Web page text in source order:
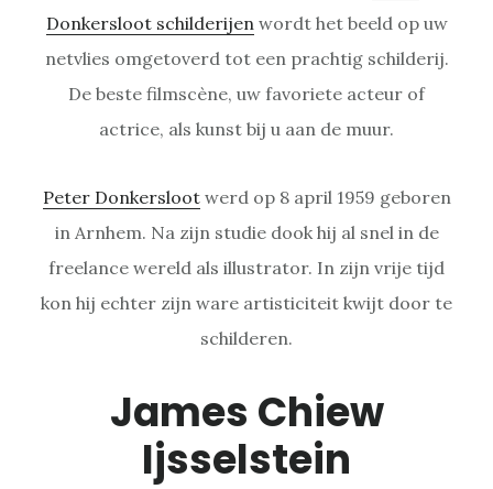
Donkersloot schilderijen wordt het beeld op uw
netvlies omgetoverd tot een prachtig schilderij.
De beste filmscène, uw favoriete acteur of
actrice, als kunst bij u aan de muur.
Peter Donkerslootwerd op 8 april 1959 geboren
in Arnhem. Na zijn studie dook hij al snel in de
freelance wereld als illustrator. In zijn vrije tijd
kon hij echter zijn ware artisticiteit kwijt door te
schilderen.
James Chiew
Ijsselstein